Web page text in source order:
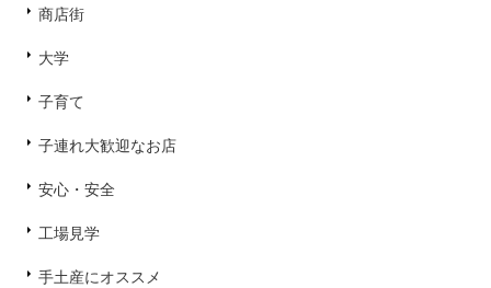
商店街
大学
子育て
子連れ大歓迎なお店
安心・安全
工場見学
手土産にオススメ